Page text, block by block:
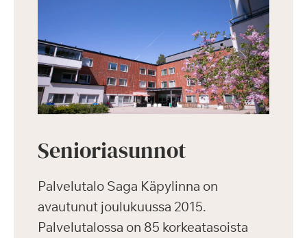
Senioriasunnot
Palvelutalo Saga Käpylinna on
avautunut joulukuussa 2015.
Palvelutalossa on 85 korkeatasoista